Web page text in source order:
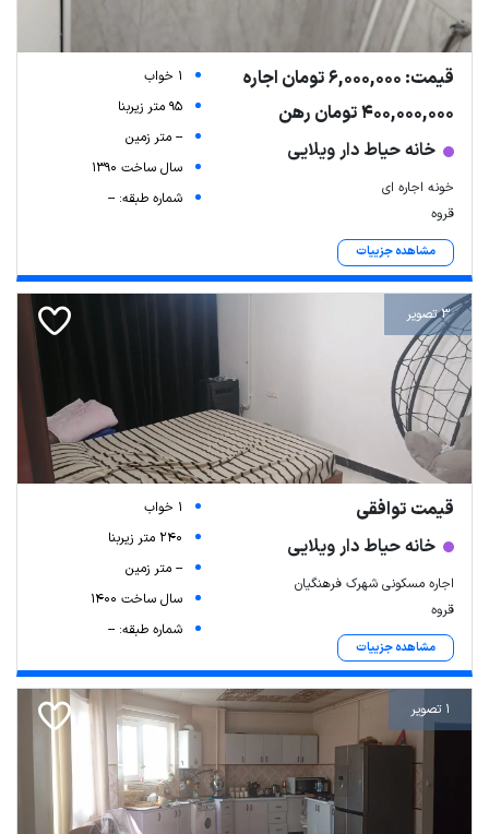
قیمت: 6,000,000 تومان اجاره
400,000,000 تومان رهن
خانه حیاط دار ویلایی
خونه اجاره ای
قروه
مشاهده جزییات
1 خواب
95 متر زیربنا
-- متر زمین
سال ساخت 1390
شماره طبقه: --
3 تصویر
قیمت توافقی
خانه حیاط دار ویلایی
اجاره مسکونی شهرک فرهنگیان
قروه
مشاهده جزییات
1 خواب
240 متر زیربنا
-- متر زمین
سال ساخت 1400
شماره طبقه: --
1 تصویر